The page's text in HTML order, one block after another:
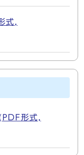
式,
形式,